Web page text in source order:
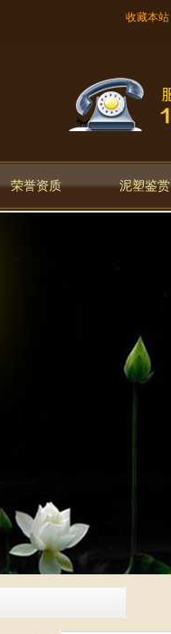
收藏本站
荣誉资质 泥塑鉴赏